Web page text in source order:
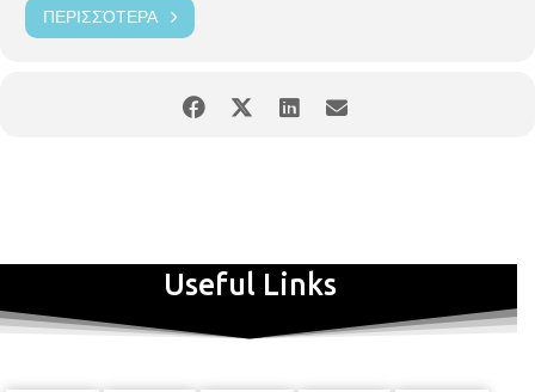
ΠΕΡΙΣΣΌΤΕΡΑ
Useful Links